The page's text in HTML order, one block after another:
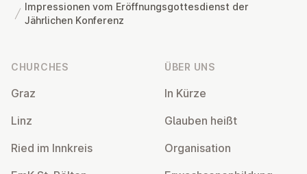
Impressionen vom Eröffnungsgottesdienst der
Jährlichen Konferenz
CHURCHES
Graz
Linz
Ried im Innkreis
ÜBER UNS
In Kürze
Glauben heißt
Or­gan­isa­tion